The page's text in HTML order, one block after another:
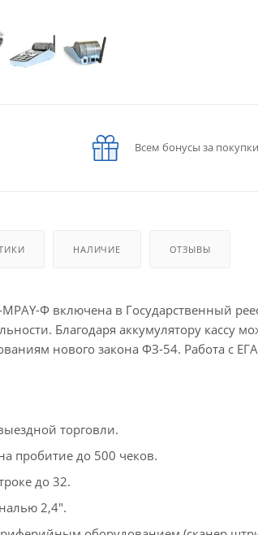
Всем бонусы за покупки
НАЛИЧИЕ ОТЗЫВЫ
Ф включена в Государственный
Благодаря аккумулятору кассу
нового закона ФЗ-54. Работа с
торговли.
пробитие до 500 чеков.
до 32.
2,4".